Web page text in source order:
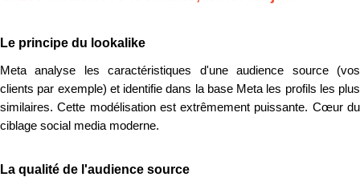
Le principe du lookalike
Meta analyse les caractéristiques d'une audience source (vos
clients par exemple) et identifie dans la base Meta les profils les plus
similaires. Cette modélisation est extrêmement puissante. Cœur du
ciblage social media moderne.
La qualité de l'audience source